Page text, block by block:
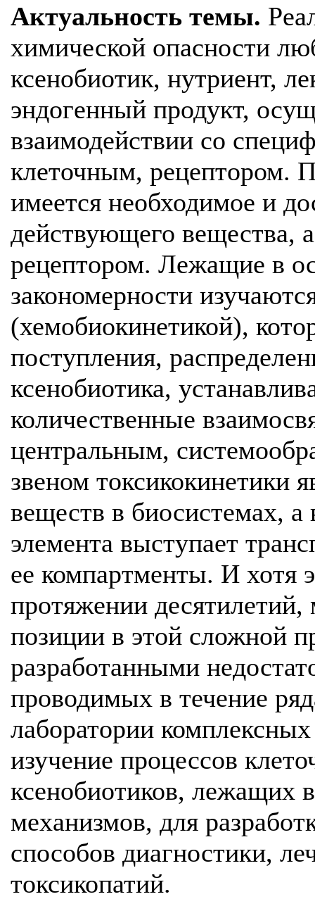
Актуальность темы.
химической опасности
ксенобиотик, нутриент,
эндогенный продукт,
взаимодействии со
клеточным, рецептором.
имеется необходимое и
действующего вещества,
рецептором. Лежащие в
закономерности
(хемобиокинетикой),
поступления,
ксенобиотика,
количественные
центральным,
звеном токсикокинетики
веществ в биосистемах, а
элемента выступает
ее компартменты. И хотя
протяжении
позиции в этой сложной
разработанными
проводимых в течение
лаборатории
изучение процессов
ксенобиотиков, лежащих
механизмов, для
способов диагностики,
токсикопатий.